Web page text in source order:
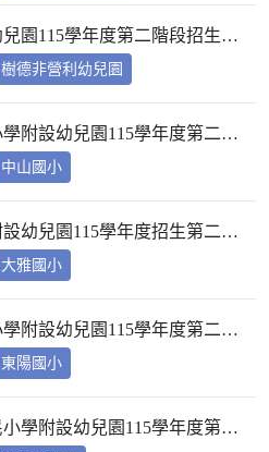
臺中市南區樹德非營利幼兒園115學年度第二階段招生抽籤正取及備取名冊
樹德非營利幼兒園
臺中市東勢區中山國民小學附設幼兒園115學年度第二階段抽籤結果正取及備取幼生名單
中山國小
臺中市大雅區大雅國小附設幼兒園115學年度招生第二階段正取、備取名單
大雅國小
臺中市大甲區東陽國民小學附設幼兒園115學年度第二階段招生結果與報到名冊
東陽國小
臺中市大里區竹仔坑國民小學附設幼兒園115學年度第二階段抽籤結果正備取名冊